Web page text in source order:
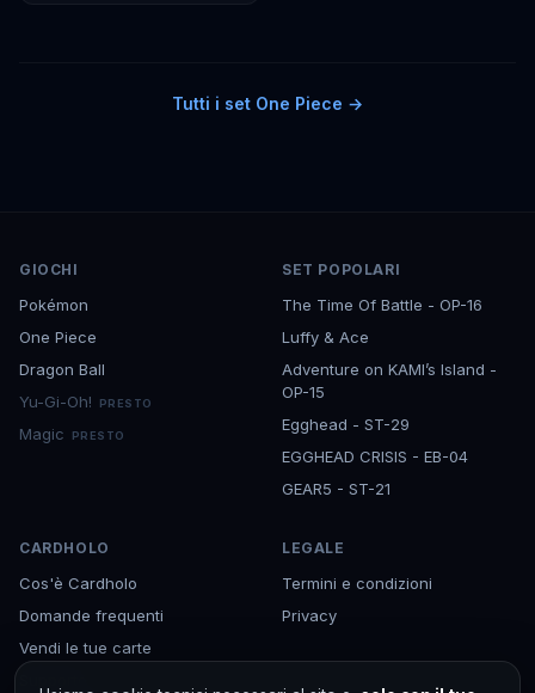
Tutti i set One Piece →
GIOCHI
Pokémon
One Piece
Dragon Ball
Yu-Gi-Oh!
PRESTO
Magic PRESTO
SET POPOLARI
The Time Of Battle - OP-16
Luffy & Ace
Adventure on KAMI’s Island -
OP-15
Egghead - ST-29
EGGHEAD CRISIS - EB-04
GEAR5 - ST-21
CARDHOLO
Cos'è Cardholo
Domande frequenti
Vendi le tue carte
LEGALE
Termini e condizioni
Privacy